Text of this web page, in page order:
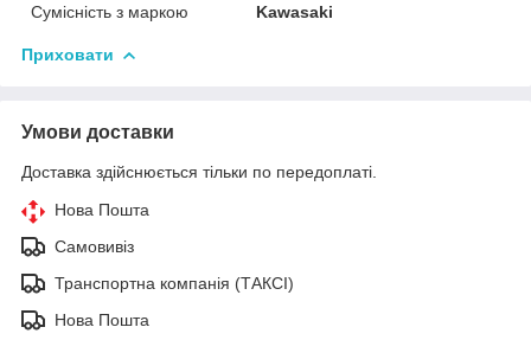
Сумісність з маркою
Kawasaki
Приховати
Умови доставки
Доставка здійснюється тільки по передоплаті.
Нова Пошта
Самовивіз
Транспортна компанія (ТАКСІ)
Нова Пошта